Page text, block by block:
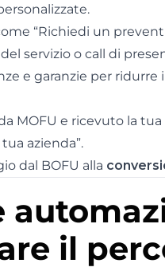
“Richiedi un
servizio o call di
e garanzie per ridurre
MOFU e ricevuto la
azienda”.
dal BOFU alla
il